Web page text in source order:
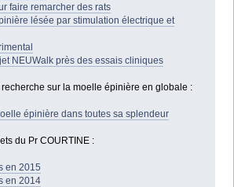
faire remarcher des rats
lésée par stimulation électrique et
NEUWalk près des essais cliniques
sur la moelle épinière en globale :
épinière dans toutes sa splendeur
du Pr COURTINE :
en 2015
en 2014